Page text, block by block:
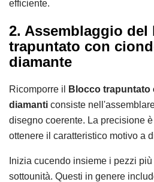
efficiente.
2. Assemblaggio del
trapuntato con
diamante
Ricomporre il
Blocco
diamanti consiste
disegno coerente. La precisione
ottenere il caratteristico motivo a
Inizia cucendo insieme i pezzi
sottounità. Questi in genere